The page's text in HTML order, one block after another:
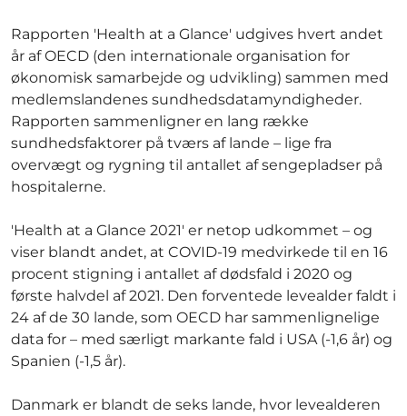
Rapporten 'Health at a Glance' udgives hvert andet
år af OECD (den internationale organisation for
økonomisk samarbejde og udvikling) sammen med
medlemslandenes sundhedsdatamyndigheder.
Rapporten sammenligner en lang række
sundhedsfaktorer på tværs af lande – lige fra
overvægt og rygning til antallet af sengepladser på
hospitalerne.
'Health at a Glance 2021' er netop udkommet – og
viser blandt andet, at COVID-19 medvirkede til en 16
procent stigning i antallet af dødsfald i 2020 og
første halvdel af 2021. Den forventede levealder faldt i
24 af de 30 lande, som OECD har sammenlignelige
data for – med særligt markante fald i USA (-1,6 år) og
Spanien (-1,5 år).
Danmark er blandt de seks lande, hvor levealderen